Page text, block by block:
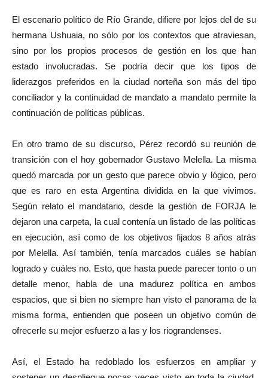
El escenario político de Río Grande, difiere por lejos del de su
hermana Ushuaia, no sólo por los contextos que atraviesan,
sino por los propios procesos de gestión en los que han
estado involucradas. Se podría decir que los tipos de
liderazgos preferidos en la ciudad norteña son más del tipo
conciliador y la continuidad de mandato a mandato permite la
continuación de políticas públicas.
En otro tramo de su discurso, Pérez recordó su reunión de
transición con el hoy gobernador Gustavo Melella. La misma
quedó marcada por un gesto que parece obvio y lógico, pero
que es raro en esta Argentina dividida en la que vivimos.
Según relato el mandatario, desde la gestión de FORJA le
dejaron una carpeta, la cual contenía un listado de las políticas
en ejecución, así como de los objetivos fijados 8 años atrás
por Melella. Así también, tenía marcados cuáles se habían
logrado y cuáles no. Esto, que hasta puede parecer tonto o un
detalle menor, habla de una madurez política en ambos
espacios, que si bien no siempre han visto el panorama de la
misma forma, entienden que poseen un objetivo común de
ofrecerle su mejor esfuerzo a las y los riograndenses.
Así, el Estado ha redoblado los esfuerzos en ampliar y